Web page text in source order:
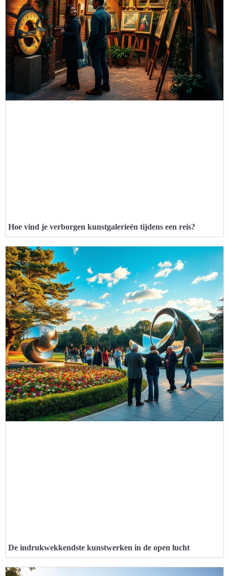
Hoe vind je verborgen kunstgalerieën tijdens een reis?
De indrukwekkendste kunstwerken in de open lucht